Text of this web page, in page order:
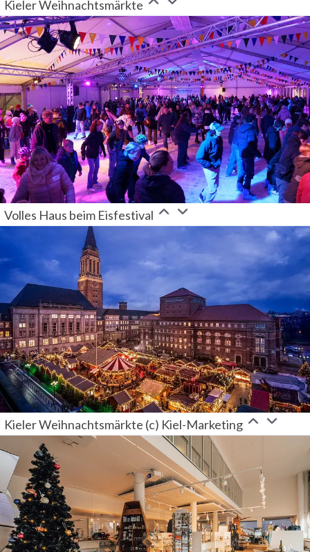
Kieler Weihnachtsmärkte
Volles Haus beim Eisfestival
Kieler Weihnachtsmärkte (c) Kiel-Marketing